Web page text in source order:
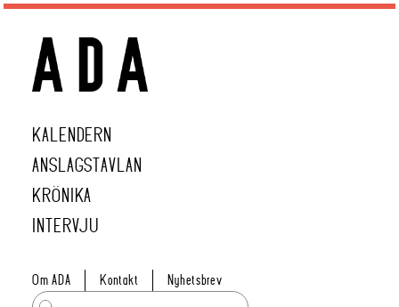
KALENDERN
ANSLAGSTAVLAN
KRÖNIKA
INTERVJU
Om ADA Kontakt Nyhetsbrev